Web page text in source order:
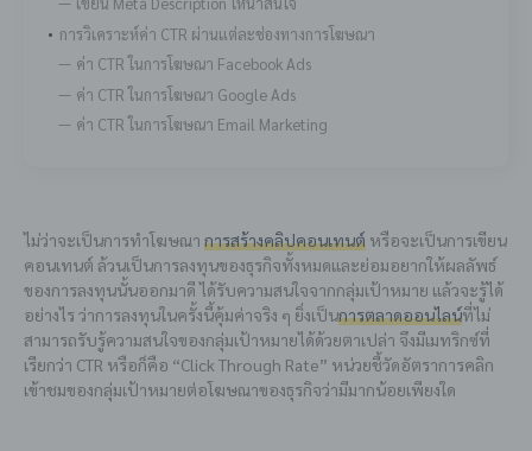
การวิเคราะห์ค่า CTR ผ่านแต่ละช่องทางการโฆษณา
ค่า CTR ในการโฆษณา Facebook Ads
ค่า CTR ในการโฆษณา Google Ads
ค่า CTR ในการโฆษณา Email Marketing
ไม่ว่าจะเป็นการทำโฆษณา การสร้างคลิปคอนเทนต์ หรือจะเป็นการเขียน
คอนเทนต์ ล้วนเป็นการลงทุนของธุรกิจทั้งหมดและย่อมอยากให้ผลลัพธ์
ของการลงทุนนั้นออกมาดี ได้รับความสนใจจากกลุ่มเป้าหมาย แล้วจะรู้ได้
อย่างไร ว่าการลงทุนในครั้งนี้คุ้มค่าจริง ๆ ยิ่งเป็นการตลาดออนไลน์ที่ไม่
สามารถรับรู้ความสนใจของกลุ่มเป้าหมายได้ด้วยตาเปล่า จึงมีเมทริกซ์ที่
เรียกว่า CTR หรือก็คือ “Click Through Rate” หน่วยชี้วัดอัตราการคลิก
เข้าชมของกลุ่มเป้าหมายต่อโฆษณาของธุรกิจว่ามีมากน้อยเพียงใด